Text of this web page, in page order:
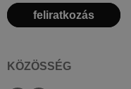
feliratkozás
KÖZÖSSÉG